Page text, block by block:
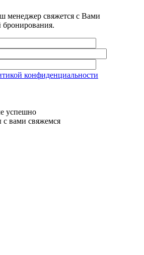
менеджер свяжется с Вами
бронирования.
конфиденциальности
успешно
вами свяжемся